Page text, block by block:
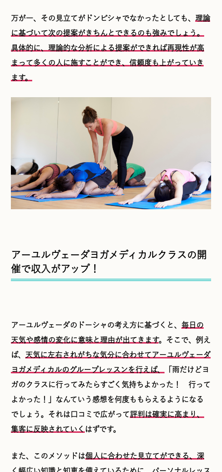
万が一、その見立てがドンピシャでなかったとしても、 理論
に基づいて次の提案がきちんとできるのも強みでしょう。
具体的に、理論的な分析による提案ができれば再現性が高
まって多くの人に施すことができ、信頼度も上がっていき
ます。
アーユルヴェーダヨガメディカルクラスの開
催で収入がアップ！
アーユルヴェーダのドーシャの考え方に基づくと、 毎日の
天気や感情の変化に意味と理由が出てきます。そこで、例え
ば、 天気に左右されがちな気分に合わせてアーユルヴェーダ
ヨガメディカルのグループレッスンを行えば、
「雨だけどヨ
ガのクラスに行ってみたらすごく気持ちよかった！ 行って
よかった！」なんていう感想を何度ももらえるようになる
でしょう。それは口コミで広がって評判は確実に高まり、
集客に反映されていく はずです。
また、このメソッドは個人に合わせた見立てができる、深